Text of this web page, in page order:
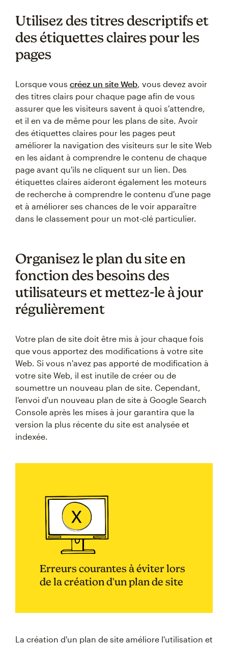
Utilisez des titres descriptifs et
des étiquettes claires pour les
pages
Lorsque vous créez un site Web, vous devez avoir
des titres clairs pour chaque page afin de vous
assurer que les visiteurs savent à quoi s'attendre,
et il en va de même pour les plans de site. Avoir
des étiquettes claires pour les pages peut
améliorer la navigation des visiteurs sur le site Web
en les aidant à comprendre le contenu de chaque
page avant qu'ils ne cliquent sur un lien. Des
étiquettes claires aideront également les moteurs
de recherche à comprendre le contenu d'une page
et à améliorer ses chances de le voir apparaître
dans le classement pour un mot-clé particulier.
Organisez le plan du site en
fonction des besoins des
utilisateurs et mettez-le à jour
régulièrement
Votre plan de site doit être mis à jour chaque fois
que vous apportez des modifications à votre site
Web. Si vous n'avez pas apporté de modification à
votre site Web, il est inutile de créer ou de
soumettre un nouveau plan de site. Cependant,
l'envoi d'un nouveau plan de site à Google Search
Console après les mises à jour garantira que la
version la plus récente du site est analysée et
indexée.
Erreurs courantes à éviter lors
de la création d'un plan de site
La création d'un plan de site améliore l'utilisation et